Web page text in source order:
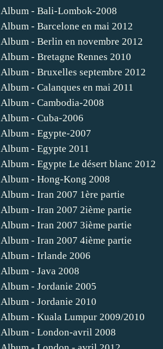
Album - Bali-Lombok-2008
Album - Barcelone en mai 2012
Album - Berlin en novembre 2012
Album - Bretagne Rennes 2010
Album - Bruxelles septembre 2012
Album - Calanques en mai 2011
Album - Cambodia-2008
Album - Cuba-2006
Album - Egypte-2007
Album - Egypte 2011
Album - Egypte Le désert blanc 2012
Album - Hong-Kong 2008
Album - Iran 2007 1ère partie
Album - Iran 2007 2ième partie
Album - Iran 2007 3ième partie
Album - Iran 2007 4ième partie
Album - Irlande 2006
Album - Java 2008
Album - Jordanie 2005
Album - Jordanie 2010
Album - Kuala Lumpur 2009/2010
Album - London-avril 2008